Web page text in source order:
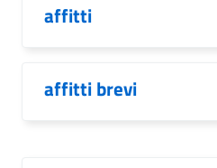
affitti
affitti brevi